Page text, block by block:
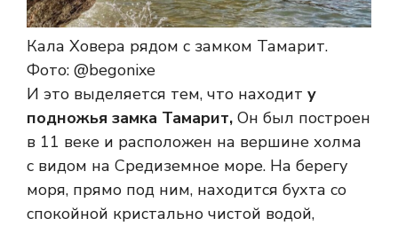
Кала Ховера рядом с замком Тамарит.
Фото: @begonixe
И это выделяется тем, что находит у
подножья замка Тамарит, Он был построен
в 11 веке и расположен на вершине холма
с видом на Средиземное море. На берегу
моря, прямо под ним, находится бухта со
спокойной кристально чистой водой,